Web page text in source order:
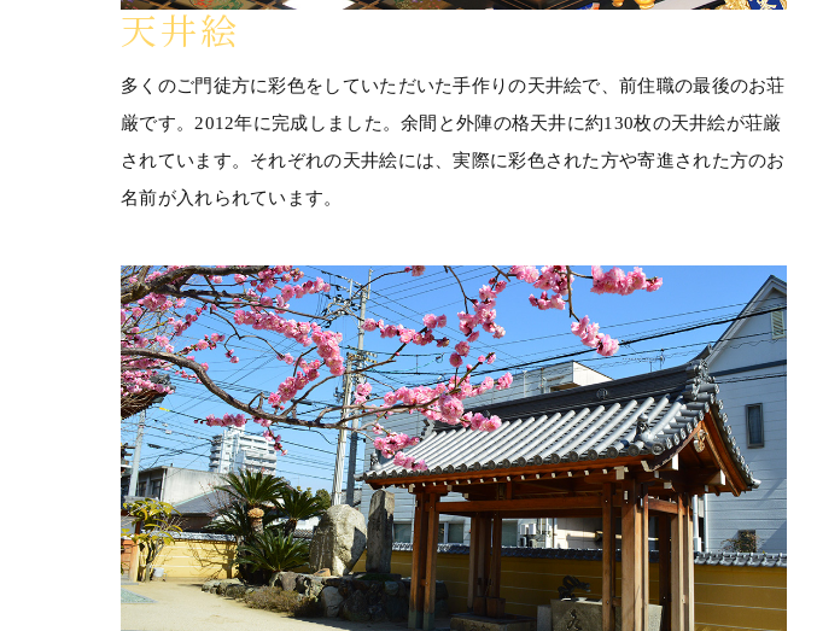
天井絵
多くのご門徒方に彩色をしていただいた手作りの天井絵で、前住職の最後のお荘
厳です。2012年に完成しました。余間と外陣の格天井に約130枚の天井絵が荘厳
されています。それぞれの天井絵には、実際に彩色された方や寄進された方のお
名前が入れられています。